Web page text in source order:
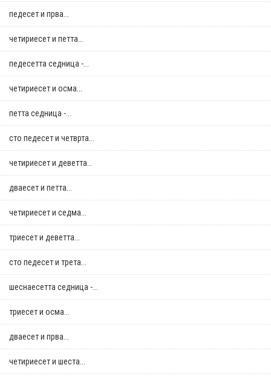
педесет и прва...
четириесет и петта...
педесетта седница -...
четириесет и осма...
петта седница -...
сто педесет и четврта...
четириесет и деветта...
дваесет и петта...
четириесет и седма...
триесет и деветта...
сто педесет и трета...
шеснаесетта седница -...
триесет и осма...
дваесет и прва...
четириесет и шеста...